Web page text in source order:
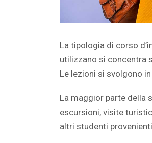
La tipologia di corso
utilizzano si concentra
Le lezioni si svolgono
La maggior parte della
escursioni, visite
altri studenti